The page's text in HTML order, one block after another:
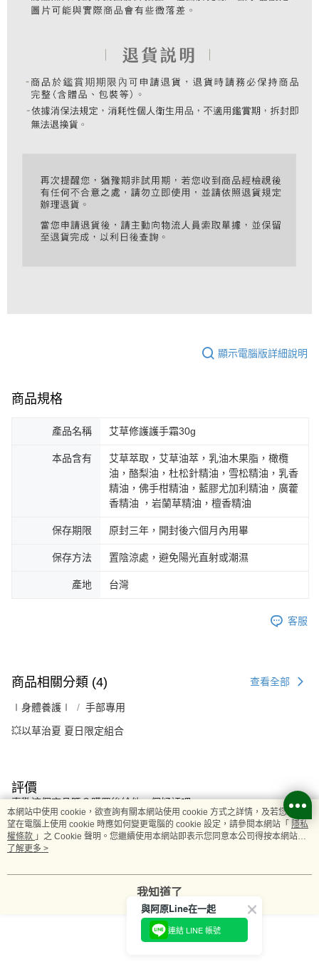
顯示電腦版詳細說明
商品規格
產品名稱 艾草修護護手霜30g
本品含有
艾草萃取，艾草油萃，乳油木果脂，橄欖
油，酪梨油，杜松針精油，雪松精油，乳香
精油，佛手柑精油，藍膠尤加利精油，廣藿
香精油 ，岩蘭草精油，檀香精油
保存期限 原封三年，開封後六個月內用畢
保存方法 置陰涼處，避免陽光直射或潮濕
產地 台灣
客服
商品相關分類 (4) 查看全部
∣身體養護∣ 手部專用
💥以草治夏 夏日限定組合
評價
喜歡這個商品嗎？購買後給他一個好評吧
本分類熱銷
本網站中使用 cookie，欲查詢有關本網站使用 cookie 方式之詳情，及若您不希
望在電腦上使用 cookie 時應如何變更電腦的 cookie 設定，請參閱本網站「 隱私
權條款 」之 Cookie 聲明。您繼續使用本網站即表示您同意本公司得按本網站使
用條款之 Cookie 聲明使用 cookie。
了解更多 >
我知道了
與阿原Line在一起
連結 LINE 帳號